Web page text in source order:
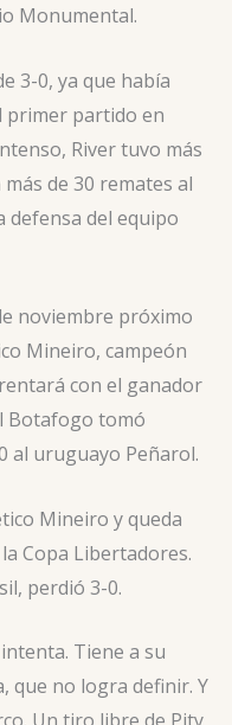
Monumental.
3-0, ya que había
primer partido en
River tuvo más
de 30 remates al
defensa del equipo
noviembre próximo
Mineiro, campeón
con el ganador
Botafogo tomó
al uruguayo Peñarol.
Mineiro y queda
Copa Libertadores.
perdió 3-0.
Tiene a su
que no logra definir. Y